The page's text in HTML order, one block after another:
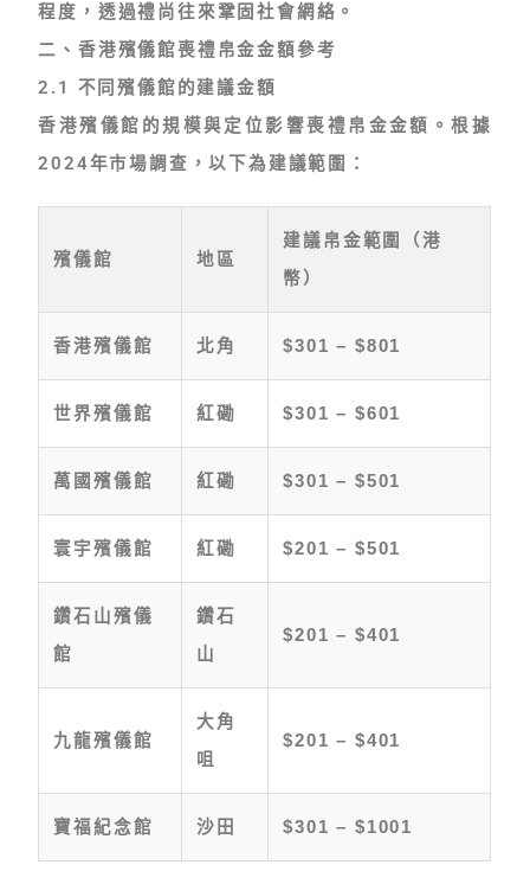
程度，透過禮尚往來鞏固社會網絡。
二、香港殯儀館喪禮帛金金額參考
2.1 不同殯儀館的建議金額
香港殯儀館的規模與定位影響喪禮帛金金額。根據
2024年市場調查，以下為建議範圍：
殯儀館 地區
建議帛金範圍（港
幣）
香港殯儀館 北角 $301 – $801
世界殯儀館 紅磡 $301 – $601
萬國殯儀館 紅磡 $301 – $501
寰宇殯儀館 紅磡 $201 – $501
鑽石山殯儀
館
鑽石
山
$201 – $401
九龍殯儀館
大角
咀
$201 – $401
寶福紀念館 沙田 $301 – $1001